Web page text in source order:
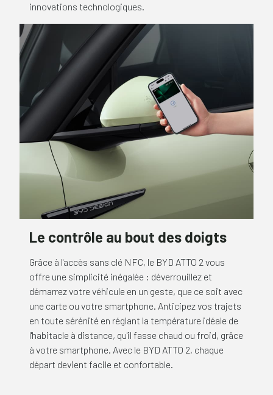
innovations technologiques.
Le contrôle au bout des doigts
Grâce à l'accès sans clé NFC, le BYD ATTO 2 vous
offre une simplicité inégalée : déverrouillez et
démarrez votre véhicule en un geste, que ce soit avec
une carte ou votre smartphone. Anticipez vos trajets
en toute sérénité en réglant la température idéale de
l'habitacle à distance, qu'il fasse chaud ou froid, grâce
à votre smartphone. Avec le BYD ATTO 2, chaque
départ devient facile et confortable.